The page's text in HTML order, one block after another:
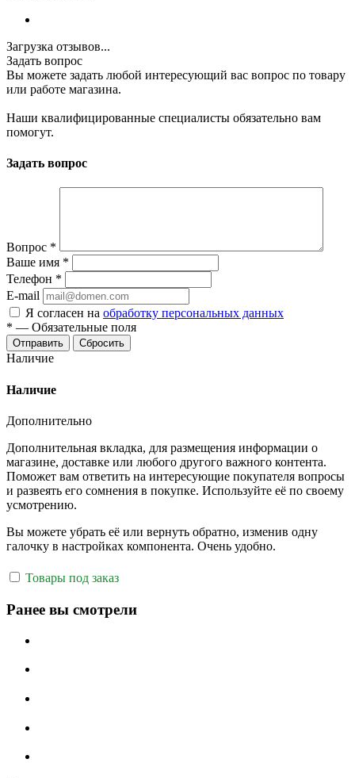
Загрузка отзывов...
Задать вопрос
Вы можете задать любой интересующий вас вопрос по товару
или работе магазина.
Наши квалифицированные специалисты обязательно вам
помогут.
Задать вопрос
Вопрос *
Ваше имя *
Телефон *
E-mail
Я согласен на обработку персональных данных
* — Обязательные поля
Отправить Сбросить
Наличие
Наличие
Дополнительно
Дополнительная вкладка, для размещения информации о
магазине, доставке или любого другого важного контента.
Поможет вам ответить на интересующие покупателя вопросы
и развеять его сомнения в покупке. Используйте её по своему
усмотрению.
Вы можете убрать её или вернуть обратно, изменив одну
галочку в настройках компонента. Очень удобно.
Товары под заказ
Ранее вы смотрели